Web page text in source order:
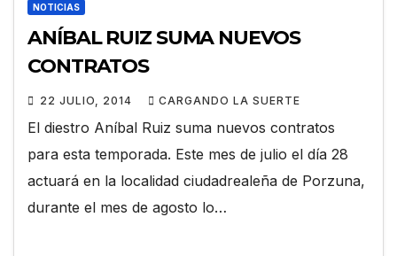
NOTICIAS
ANÍBAL RUIZ SUMA NUEVOS
CONTRATOS
22 JULIO, 2014 CARGANDO LA SUERTE
El diestro Aníbal Ruiz suma nuevos contratos
para esta temporada. Este mes de julio el día 28
actuará en la localidad ciudadrealeña de Porzuna,
durante el mes de agosto lo…